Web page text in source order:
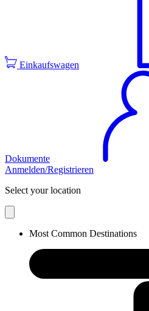
Einkaufswagen
Dokumente
Anmelden/Registrieren
Select your location
Most Common Destinations